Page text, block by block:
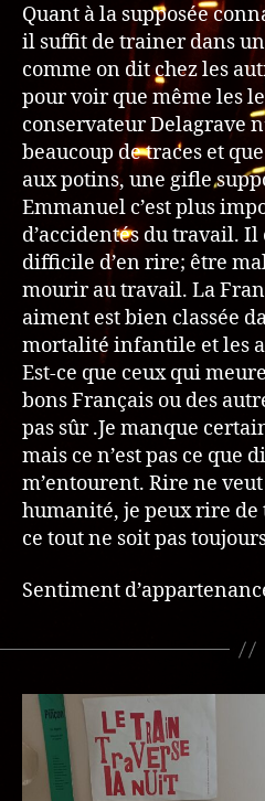
Quant à la supposée
il suffit de trainer dans
comme on dit chez les
pour voir que même les
conservateur Delagrave
beaucoup de traces et
aux potins, une gifle
Emmanuel c’est plus
d’accidentés du travail. Il
difficile d’en rire; être
mourir au travail. La
aiment est bien classée
mortalité infantile et les
Est-ce que ceux qui
bons Français ou des
pas sûr .Je manque
mais ce n’est pas ce que
m’entourent. Rire ne
humanité, je peux rire
ce tout ne soit pas
Sentiment